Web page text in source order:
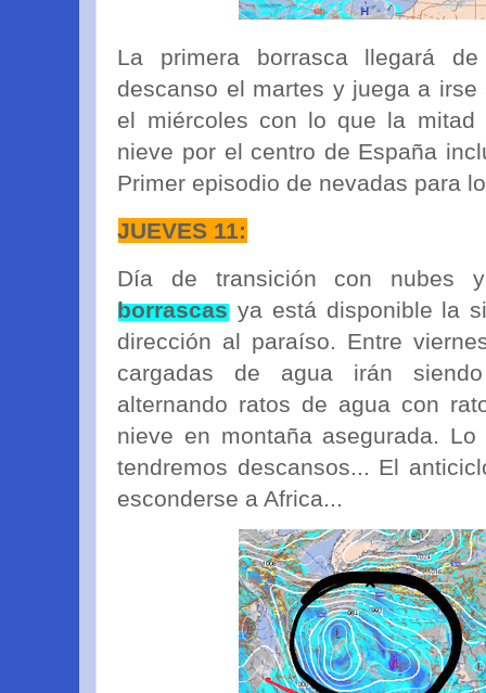
La primera borrasca llegará
descanso el martes y juega a
el miércoles con lo que la mitad
nieve por el centro de España
Primer episodio de nevadas para
JUEVES 11:
Día de transición con
borrascasya está disponible la
dirección al paraíso. Entre
cargadas de agua irán
alternando ratos de agua con
nieve en montaña asegurada.
tendremos descansos... El
esconderse a Africa...